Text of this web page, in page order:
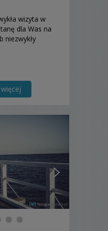
wizyta w
dla Was na
niezwykły